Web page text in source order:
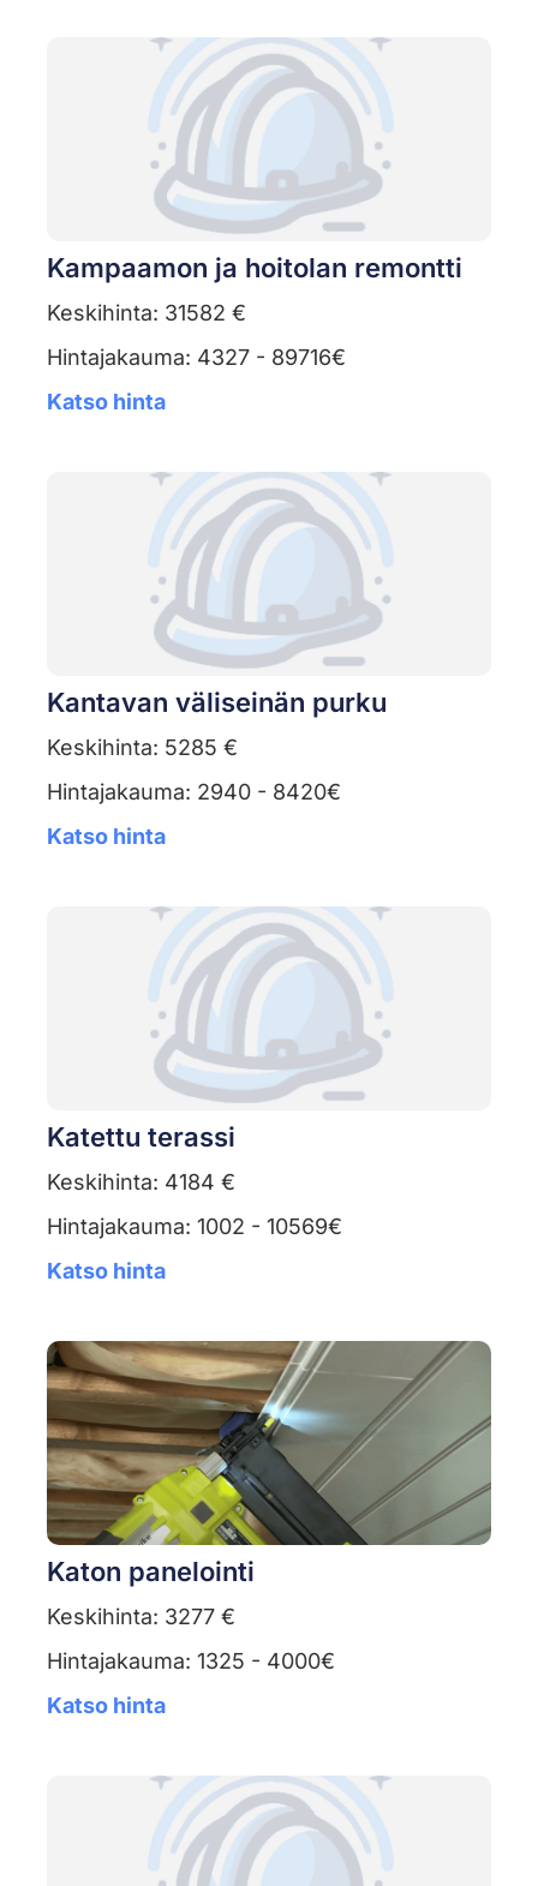
Kampaamon ja hoitolan remontti
Keskihinta: 31582 €
Hintajakauma: 4327 - 89716€
Katso hinta
Kantavan väliseinän purku
Keskihinta: 5285 €
Hintajakauma: 2940 - 8420€
Katso hinta
Katettu terassi
Keskihinta: 4184 €
Hintajakauma: 1002 - 10569€
Katso hinta
Katon panelointi
Keskihinta: 3277 €
Hintajakauma: 1325 - 4000€
Katso hinta